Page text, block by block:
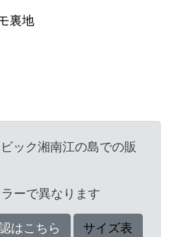
裏地
ック湘南江の島での販
ーで異なります
はこちら
サイズ表